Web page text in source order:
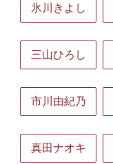
氷川きよし
三山ひろし
市川由紀乃
真田ナオキ